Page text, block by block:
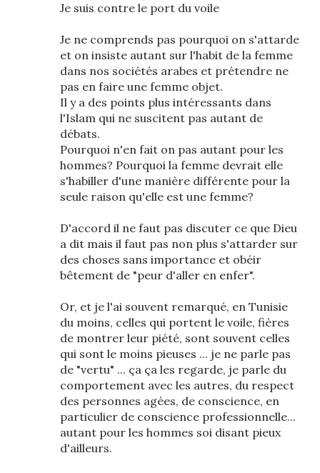
Je suis contre le port du voile
Je ne comprends pas pourquoi on s'attarde
et on insiste autant sur l'habit de la femme
dans nos sociétés arabes et prétendre ne
pas en faire une femme objet.
Il y a des points plus intéressants dans
l'Islam qui ne suscitent pas autant de
débats.
Pourquoi n'en fait on pas autant pour les
hommes? Pourquoi la femme devrait elle
s'habiller d'une manière différente pour la
seule raison qu'elle est une femme?
D'accord il ne faut pas discuter ce que Dieu
a dit mais il faut pas non plus s'attarder sur
des choses sans importance et obéir
bêtement de "peur d'aller en enfer".
Or, et je l'ai souvent remarqué, en Tunisie
du moins, celles qui portent le voile, fières
de montrer leur piété, sont souvent celles
qui sont le moins pieuses ... je ne parle pas
de "vertu" ... ça ça les regarde, je parle du
comportement avec les autres, du respect
des personnes agées, de conscience, en
particulier de conscience professionnelle...
autant pour les hommes soi disant pieux
d'ailleurs.